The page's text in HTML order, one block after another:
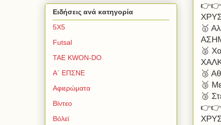
👉👉
🥇
🥈
🥉
🥉
🥉
👉👉
Ειδήσεις ανά κατηγορία
5Χ5
Futsal
TAE KWON-DO
Α΄ ΕΠΣΝΕ
Αφιερώματα
Βίντεο
Βόλεϊ